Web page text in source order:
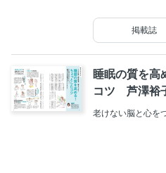
掲載誌
睡眠の質を
コツ 芦澤裕
医
老けない脳と心を